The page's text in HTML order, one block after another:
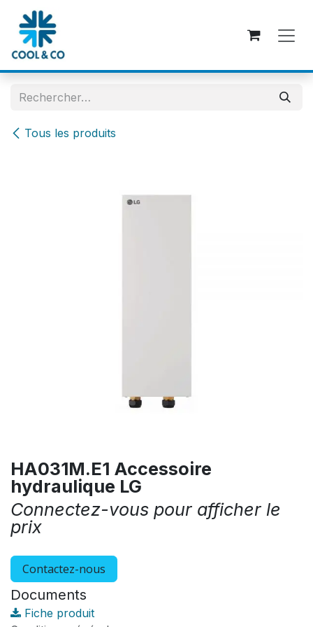
Se rendre au contenu
Tous les produits
HA031M.E1 Accessoire
hydraulique LG
Connectez-vous pour afficher le
prix
Contactez-nous
Documents
Fiche produit